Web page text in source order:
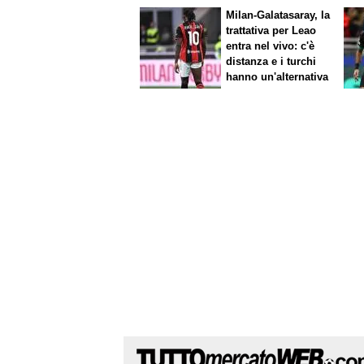
Milan-Galatasaray, la
trattativa per Leao
entra nel vivo: c'è
distanza e i turchi
hanno un'alternativa